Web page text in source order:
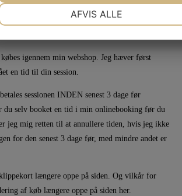
sessioner m.m. (der IKKE er
igennem min webshop. Jeg hæver først
en tid til din session.
sessionen INDEN senest 3 dage før
du selv booket en tid i min onlinebooking før du
jeg mig retten til at annullere tiden, hvis jeg ikke
for den senest 3 dage før, med mindre andet er
længere oppe på siden. Og vilkår for
af køb længere oppe på siden her.
AFVIS ALLE